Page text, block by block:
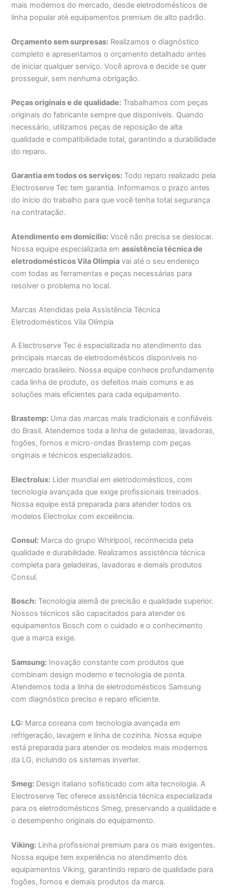
mais modernos do mercado, desde eletrodomésticos de
linha popular até equipamentos premium de alto padrão.
Orçamento sem surpresas: Realizamos o diagnóstico
completo e apresentamos o orçamento detalhado antes
de iniciar qualquer serviço. Você aprova e decide se quer
prosseguir, sem nenhuma obrigação.
Peças originais e de qualidade: Trabalhamos com peças
originais do fabricante sempre que disponíveis. Quando
necessário, utilizamos peças de reposição de alta
qualidade e compatibilidade total, garantindo a durabilidade
do reparo.
Garantia em todos os serviços: Todo reparo realizado pela
Electroserve Tec tem garantia. Informamos o prazo antes
do início do trabalho para que você tenha total segurança
na contratação.
Atendimento em domicílio: Você não precisa se deslocar.
Nossa equipe especializada emassistência técnica de
eletrodomésticos Vila Olímpia vai até o seu endereço
com todas as ferramentas e peças necessárias para
resolver o problema no local.
Marcas Atendidas pela Assistência Técnica
Eletrodomésticos Vila Olímpia
A Electroserve Tec é especializada no atendimento das
principais marcas de eletrodomésticos disponíveis no
mercado brasileiro. Nossa equipe conhece profundamente
cada linha de produto, os defeitos mais comuns e as
soluções mais eficientes para cada equipamento.
Brastemp: Uma das marcas mais tradicionais e confiáveis
do Brasil. Atendemos toda a linha de geladeiras, lavadoras,
fogões, fornos e micro-ondas Brastemp com peças
originais e técnicos especializados.
Electrolux: Líder mundial em eletrodomésticos, com
tecnologia avançada que exige profissionais treinados.
Nossa equipe está preparada para atender todos os
modelos Electrolux com excelência.
Consul: Marca do grupo Whirlpool, reconhecida pela
qualidade e durabilidade. Realizamos assistência técnica
completa para geladeiras, lavadoras e demais produtos
Consul.
Bosch: Tecnologia alemã de precisão e qualidade superior.
Nossos técnicos são capacitados para atender os
equipamentos Bosch com o cuidado e o conhecimento
que a marca exige.
Samsung: Inovação constante com produtos que
combinam design moderno e tecnologia de ponta.
Atendemos toda a linha de eletrodomésticos Samsung
com diagnóstico preciso e reparo eficiente.
LG: Marca coreana com tecnologia avançada em
refrigeração, lavagem e linha de cozinha. Nossa equipe
está preparada para atender os modelos mais modernos
da LG, incluindo os sistemas inverter.
Smeg: Design italiano sofisticado com alta tecnologia. A
Electroserve Tec oferece assistência técnica especializada
para os eletrodomésticos Smeg, preservando a qualidade e
o desempenho originais do equipamento.
Viking: Linha profissional premium para os mais exigentes.
Nossa equipe tem experiência no atendimento dos
equipamentos Viking, garantindo reparo de qualidade para
fogões, fornos e demais produtos da marca.